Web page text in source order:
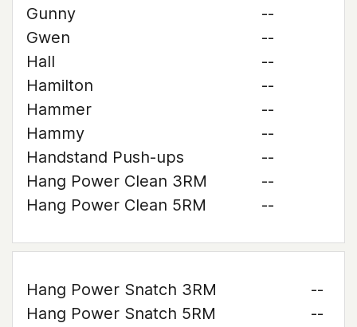
Gunny
--
Gwen
--
Hall
--
Hamilton
--
Hammer
--
Hammy
--
Handstand Push-ups
--
Hang Power Clean 3RM
--
Hang Power Clean 5RM
--
Hang Power Snatch 3RM
--
Hang Power Snatch 5RM
--